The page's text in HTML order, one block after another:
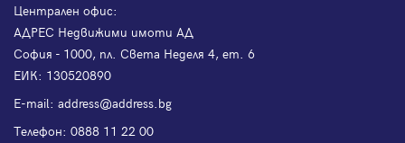
Централен офис:
АДРЕС Недвижими имоти АД
София - 1000, пл. Света Неделя 4, ет. 6
ЕИК: 130520890
Е-mail: address@address.bg
Телефон: 0888 11 22 00